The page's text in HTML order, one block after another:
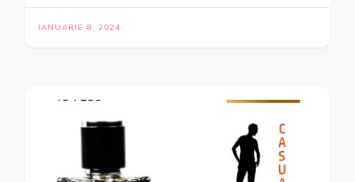
IANUARIE 8, 2024